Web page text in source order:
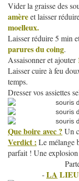
Vider la graisse des
amèreet laisser
moelleux.
Laisser réduire 5 min
parures du coing.
Assaisonner et ajouter
Laisser cuire à feu
temps.
Dresser vos assiettes
Que boire avec ? Un
Verdict : Le mélange
parfait ! Une
-LA